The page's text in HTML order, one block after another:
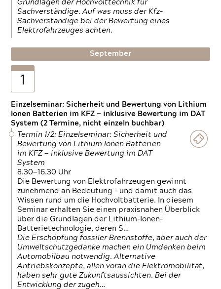
Grundlagen der Hochvolttechnik für
Sachverständige. Auf was muss der Kfz-
Sachverständige bei der Bewertung eines
Elektrofahrzeuges achten.
September
1
Einzelseminar: Sicherheit und Bewertung von Lithium
Ionen Batterien im KFZ — inklusive Bewertung im DAT
System (2 Termine, nicht einzeln buchbar)
Termin 1/2: Einzelseminar: Sicherheit und
Bewertung von Lithium Ionen Batterien
im KFZ — inklusive Bewertung im DAT
System
8.30—16.30 Uhr
Die Bewertung von Elektrofahrzeugen gewinnt
zunehmend an Bedeutung – und damit auch das
Wissen rund um die Hochvoltbatterie. In diesem
Seminar erhalten Sie einen praxisnahen Überblick
über die Grundlagen der Lithium-Ionen-
Batterietechnologie, deren S…
Die Erschöpfung fossiler Brennstoffe, aber auch der
Umweltschutzgedanke machen ein Umdenken beim
Automobilbau notwendig. Alternative
Antriebskonzepte, allen voran die Elektromobilität,
haben sehr gute Zukunftsaussichten. Bei der
Entwicklung der zugeh…